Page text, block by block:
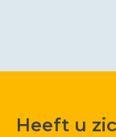
Heeft u